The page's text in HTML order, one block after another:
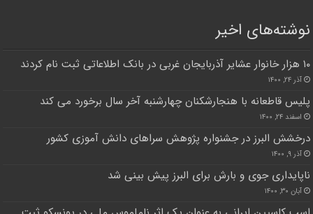
نوشته‌های اخیر
۱۰ هزار خانوار عشایر آذربایجان غربی در بانک اطلاعاتی ثبت نام کردند
آذر ۲۴, ۱۴۰۰
پلیس قاطعانه با هنجارشكنان چهارشنبه آخر سال برخورد می کند
اسفند ۲۴, ۱۴۰۰
درخشش البرز در جشنواره پژوهش سراهای دانش آموزی کشور
آذر ۹, ۱۴۰۰
ناپایداری جوی و بارش برای البرز پیش بینی شد
آبان ۳۰, ۱۴۰۰